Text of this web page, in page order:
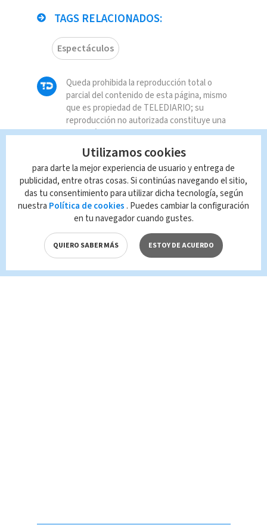
TAGS RELACIONADOS:
Espectáculos
Queda prohibida la reproducción total o
parcial del contenido de esta página, mismo
que es propiedad de TELEDIARIO; su
reproducción no autorizada constituye una
infracción y un delito de conformidad con las
leyes aplicables.
Utilizamos cookies
para darte la mejor experiencia de usuario y entrega de
publicidad, entre otras cosas. Si continúas navegando el sitio,
das tu consentimiento para utilizar dicha tecnología, según
nuestra Política de cookies . Puedes cambiar la configuración
en tu navegador cuando gustes.
QUIERO SABER MÁS ESTOY DE ACUERDO